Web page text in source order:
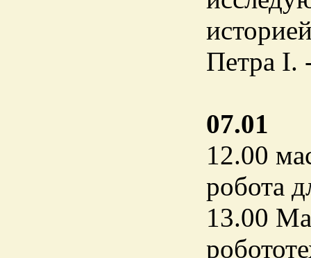
Петра I.
07.01
12.00
робота
13.00